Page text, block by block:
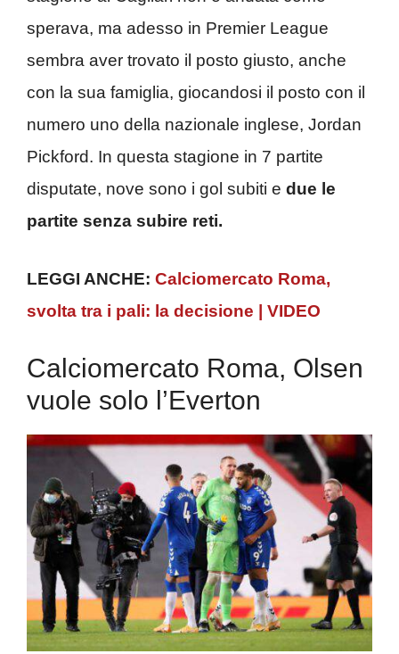
sperava, ma adesso in Premier League
sembra aver trovato il posto giusto, anche
con la sua famiglia, giocandosi il posto con il
numero uno della nazionale inglese, Jordan
Pickford. In questa stagione in 7 partite
disputate, nove sono i gol subiti e due le
partite senza subire reti.
LEGGI ANCHE: Calciomercato Roma,
svolta tra i pali: la decisione | VIDEO
Calciomercato Roma, Olsen
vuole solo l’Everton